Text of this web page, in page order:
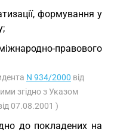
формування у
правового
N 934/2000 від
згідно з Указом
07.08.2001 )
до покладених на